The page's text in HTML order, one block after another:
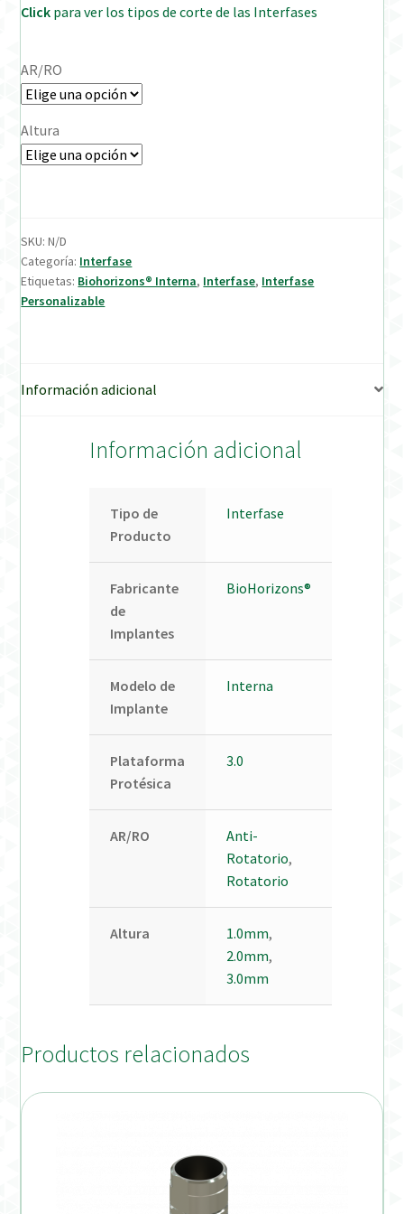
Welcome to DELTA Abutments | Tienda Online!
Click para ver los tipos de corte de las Interfases
AR/RO
Altura
SKU:N/D
Categoría: Interfase
Etiquetas: Biohorizons® Interna, Interfase, Interfase
Personalizable
Información adicional
Información adicional
Tipo de
Producto
Interfase
Fabricante
de
Implantes
BioHorizons®
Modelo de
Implante
Interna
Plataforma
Protésica
3.0
AR/RO
Anti-
Rotatorio,
Rotatorio
Altura 1.0mm,
2.0mm,
3.0mm
Productos relacionados